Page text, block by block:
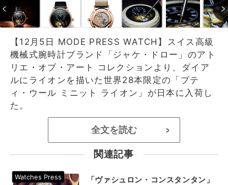
【12月5日 MODE PRESS WATCH】スイス高級
機械式腕時計ブランド「ジャケ・ドロー」のアト
リエ・オブ・アート コレクションより、ダイア
ルにライオンを描いた世界28本限定の「プテ
ィ・ウール ミニット ライオン」が日本に入荷し
た。
全文を読む >
関連記事
「ヴァシュロン・コンスタンタン」